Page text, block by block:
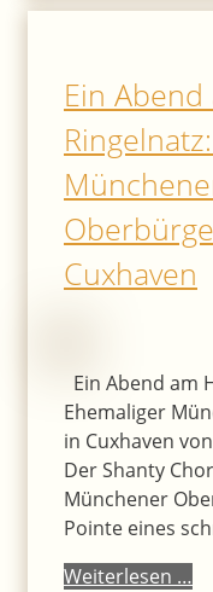
Ein
Cuxhaven
Ein Abend am
Ehemaliger
in Cuxhaven
Der Shanty
Münchener
Pointe eines
Weiterlesen …